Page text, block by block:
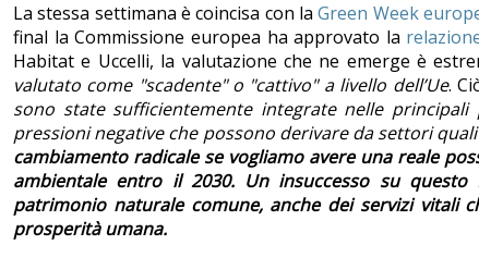
La stessa settimana è coincisa con laGreen Week
final la Commissione europea ha approvato la
Habitat e Uccelli, la valutazione che ne emerge è
valutato come "scadente" o "cattivo" a livello dell’Ue.
sono state sufficientemente integrate nelle
pressioni negative che possono derivare da settori
cambiamento radicale se vogliamo avere una reale
ambientale entro il 2030. Un insuccesso su
patrimonio naturale comune, anche dei servizi vitali
prosperità umana.